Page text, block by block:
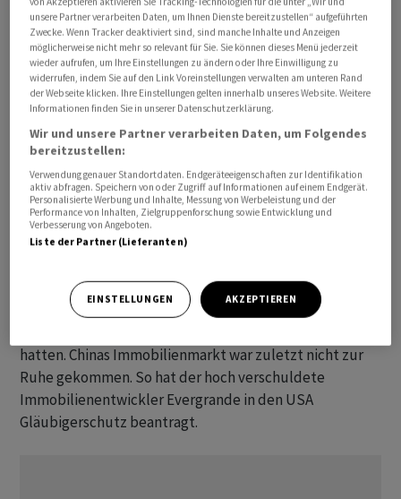
Im Blick stehen am Morgen die Erzeugerpreise in
Deutschland. Diese dürften im Juli gesunken sein. Die
Entwicklung wirkt sich tendenziell auch auf die
Verbraucherpreise aus, an denen die Europäische
Zentralbank (EZB) ihre Geldpolitik ausrichtet. Aufgrund
der hohen Teuerung hat die EZB ihre Leitzinsen seit
vergangenem Sommer deutlich angehoben. Das weitere
Vorgehen ist datenabhängig.
Der chinesische Yuan geriet derweil gegenüber dem
Dollar weiter unter Druck. In China senkten Banken zwar
weniger als erwartet. Und: Die Fünfjahresrate, eine
Referenz für Immobiliendarlehen, beliessen sie
hatten. Chinas Immobilienmarkt war zuletzt nicht zur
Ruhe gekommen. So hat der hoch verschuldete
Immobilienentwickler Evergrande in den USA
Gläubigerschutz beantragt.
unsere Partner verarbeiten Daten, um Ihnen Dienste bereitzustellen“ aufgeführten
Zwecke. Wenn Tracker deaktiviert sind, sind manche Inhalte und Anzeigen
möglicherweise nicht mehr so relevant für Sie. Sie können dieses Menü jederzeit
wieder aufrufen, um Ihre Einstellungen zu ändern oder Ihre Einwilligung zu
widerrufen, indem Sie auf den Link Voreinstellungen verwalten am unteren Rand
der Webseite klicken. Ihre Einstellungen gelten innerhalb unseres Website. Weitere
Informationen finden Sie in unserer Datenschutzerklärung.
Wir und unsere Partner verarbeiten Daten, um Folgendes
bereitzustellen:
Verwendung genauer Standortdaten. Endgeräteeigenschaften zur Identifikation
aktiv abfragen. Speichern von oder Zugriff auf Informationen auf einem Endgerät.
Personalisierte Werbung und Inhalte, Messung von Werbeleistung und der
Performance von Inhalten, Zielgruppenforschung sowie Entwicklung und
Verbesserung von Angeboten.
Liste der Partner (Lieferanten)
EINSTELLUNGEN AKZEPTIEREN